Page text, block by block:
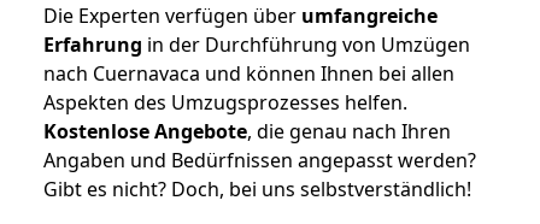
Die Experten verfügen über umfangreiche
Erfahrung in der Durchführung von Umzügen
nach Cuernavaca und können Ihnen bei allen
Aspekten des Umzugsprozesses helfen.
Kostenlose Angebote, die genau nach Ihren
Angaben und Bedürfnissen angepasst werden?
Gibt es nicht? Doch, bei uns selbstverständlich!